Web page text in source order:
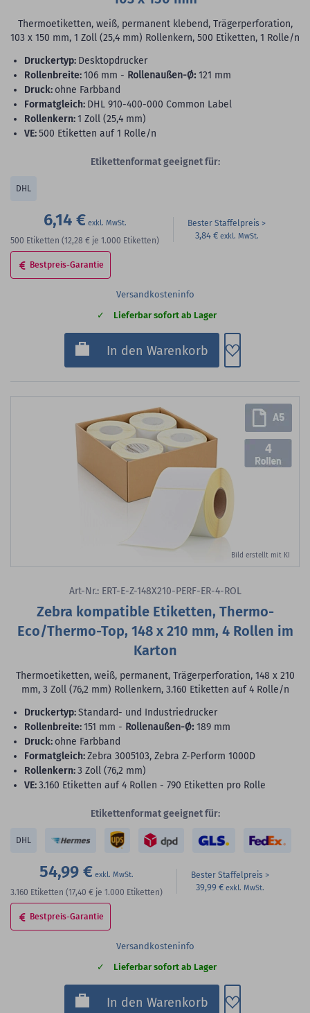
Thermoetiketten, weiß, permanent klebend, Trägerperforation,
103 x 150 mm, 1 Zoll (25,4 mm) Rollenkern, 500 Etiketten, 1 Rolle/n
Druckertyp: Desktopdrucker
Rollenbreite:106 mm - Rollenaußen-Ø: 121 mm
Druck: ohne Farbband
Formatgleich: DHL 910-400-000 Common Label
Rollenkern:1 Zoll (25,4 mm)
VE:500 Etiketten auf 1 Rolle/n
Etikettenformat geeignet für:
DHL
6,14 €
500 Etiketten (12,28 € je 1.000 Etiketten)
Bester Staffelpreis
3,84 €
Bestpreis-Garantie
Versandkosteninfo
Lieferbar sofort ab Lager
In den Warenkorb Zum
Bild erstellt mit KI
4
Art-Nr.: ERT-E-Z-148X210-PERF-ER-4-ROL
Zebra kompatible Etiketten, Thermo-
Eco/Thermo-Top, 148 x 210 mm, 4 Rollen im
Karton
Thermoetiketten, weiß, permanent, Trägerperforation, 148 x 210
mm, 3 Zoll (76,2 mm) Rollenkern, 3.160 Etiketten auf 4 Rolle/n
Druckertyp:Standard- und Industriedrucker
Rollenbreite:151 mm - Rollenaußen-Ø: 189 mm
Druck: ohne Farbband
Formatgleich:Zebra 3005103, Zebra Z-Perform 1000D
Rollenkern:3 Zoll (76,2 mm)
VE:3.160 Etiketten auf 4 Rollen - 790 Etiketten pro Rolle
Etikettenformat geeignet für:
DHL
54,99 €
3.160 Etiketten (17,40 € je 1.000 Etiketten)
Bester Staffelpreis
39,99 €
Bestpreis-Garantie
Versandkosteninfo
Lieferbar sofort ab Lager
In den Warenkorb Zum